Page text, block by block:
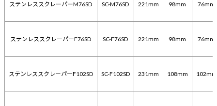
ステンレススクレーパーM76SD SC-M76SD 221mm 98mm 76mm
ステンレススクレーパーF76SD SC-F76SD 221mm 98mm 76mm
ステンレススクレーパーF102SD SC-F102SD 231mm 108mm 102mm